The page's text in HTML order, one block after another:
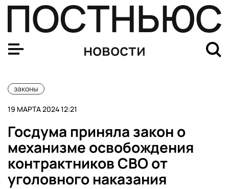
новости
законы
19 МАРТА 2024 12:21
Госдума приняла закон о
механизме освобождения
контрактников СВО от
уголовного наказания
Путин подписал закон о повышении пенсий для